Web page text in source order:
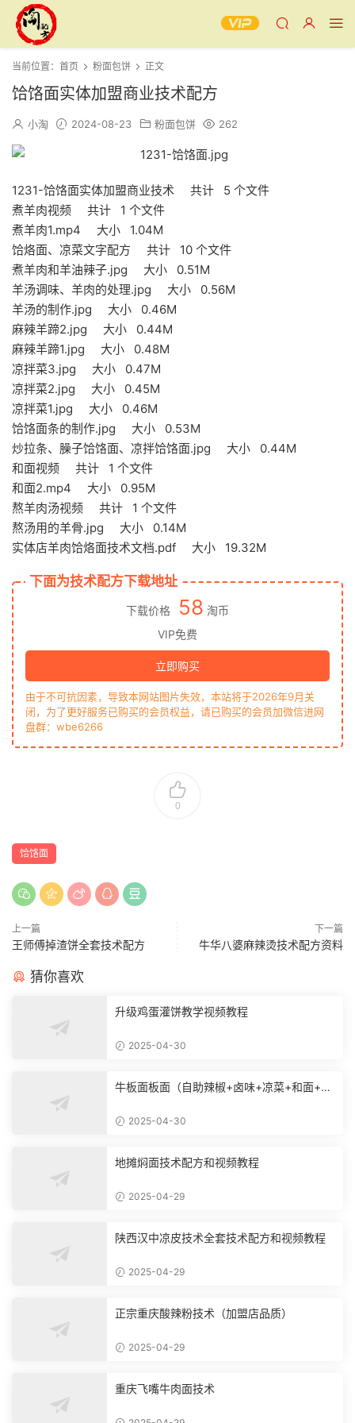
当前位置： 首页 粉面包饼 正文
饸饹面实体加盟商业技术配方
小淘 2024-08-23 粉面包饼 262
1231-饸饹面实体加盟商业技术 共计 5 个文件
煮羊肉视频 共计 1 个文件
煮羊肉1.mp4 大小 1.04M
饸烙面、凉菜文字配方 共计 10 个文件
煮羊肉和羊油辣子.jpg 大小 0.51M
羊汤调味、羊肉的处理.jpg 大小 0.56M
羊汤的制作.jpg 大小 0.46M
麻辣羊蹄2.jpg 大小 0.44M
麻辣羊蹄1.jpg 大小 0.48M
凉拌菜3.jpg 大小 0.47M
凉拌菜2.jpg 大小 0.45M
凉拌菜1.jpg 大小 0.46M
饸饹面条的制作.jpg 大小 0.53M
炒拉条、臊子饸饹面、凉拌饸饹面.jpg 大小 0.44M
和面视频 共计 1 个文件
和面2.mp4 大小 0.95M
熬羊肉汤视频 共计 1 个文件
熬汤用的羊骨.jpg 大小 0.14M
实体店羊肉饸烙面技术文档.pdf 大小 19.32M
下面为技术配方下载地址
下载价格 58 淘币
VIP免费
立即购买
由于不可抗因素，导致本网站图片失效，本站将于2026年9月关
闭，为了更好服务已购买的会员权益，请已购买的会员加微信进网
盘群：wbe6266
0
饸饹面
上一篇
王师傅掉渣饼全套技术配方
下一篇
牛华八婆麻辣烫技术配方资料
猜你喜欢
升级鸡蛋灌饼教学视频教程
2025-04-30
牛板面板面（自助辣椒+卤味+凉菜+和面+烙
2025-04-30
地摊焖面技术配方和视频教程
2025-04-29
陕西汉中凉皮技术全套技术配方和视频教程
2025-04-29
正宗重庆酸辣粉技术（加盟店品质）
2025-04-29
重庆飞嘴牛肉面技术